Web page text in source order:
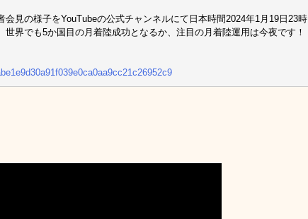
見の様子をYouTubeの公式チャンネルにて日本時間2024年1月19日23時
界でも5か国目の月着陸成功となるか、注目の月着陸運用は今夜です！